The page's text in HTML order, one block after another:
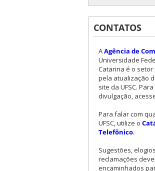
CONTATOS
AAgência de
Universidade
Catarina é o
pela atualização
site da UFSC.
divulgação,
Para falar com
UFSC, utilize o
Telefônico.
Sugestões,
reclamações
encaminhados